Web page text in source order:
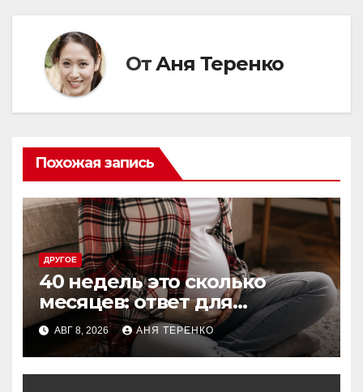
ОтАня Теренко
Похожая запись
ДРУГОЕ
40 недель это сколько
месяцев: ответ для
беременных и не только
АВГ 8, 2026 АНЯ ТЕРЕНКО